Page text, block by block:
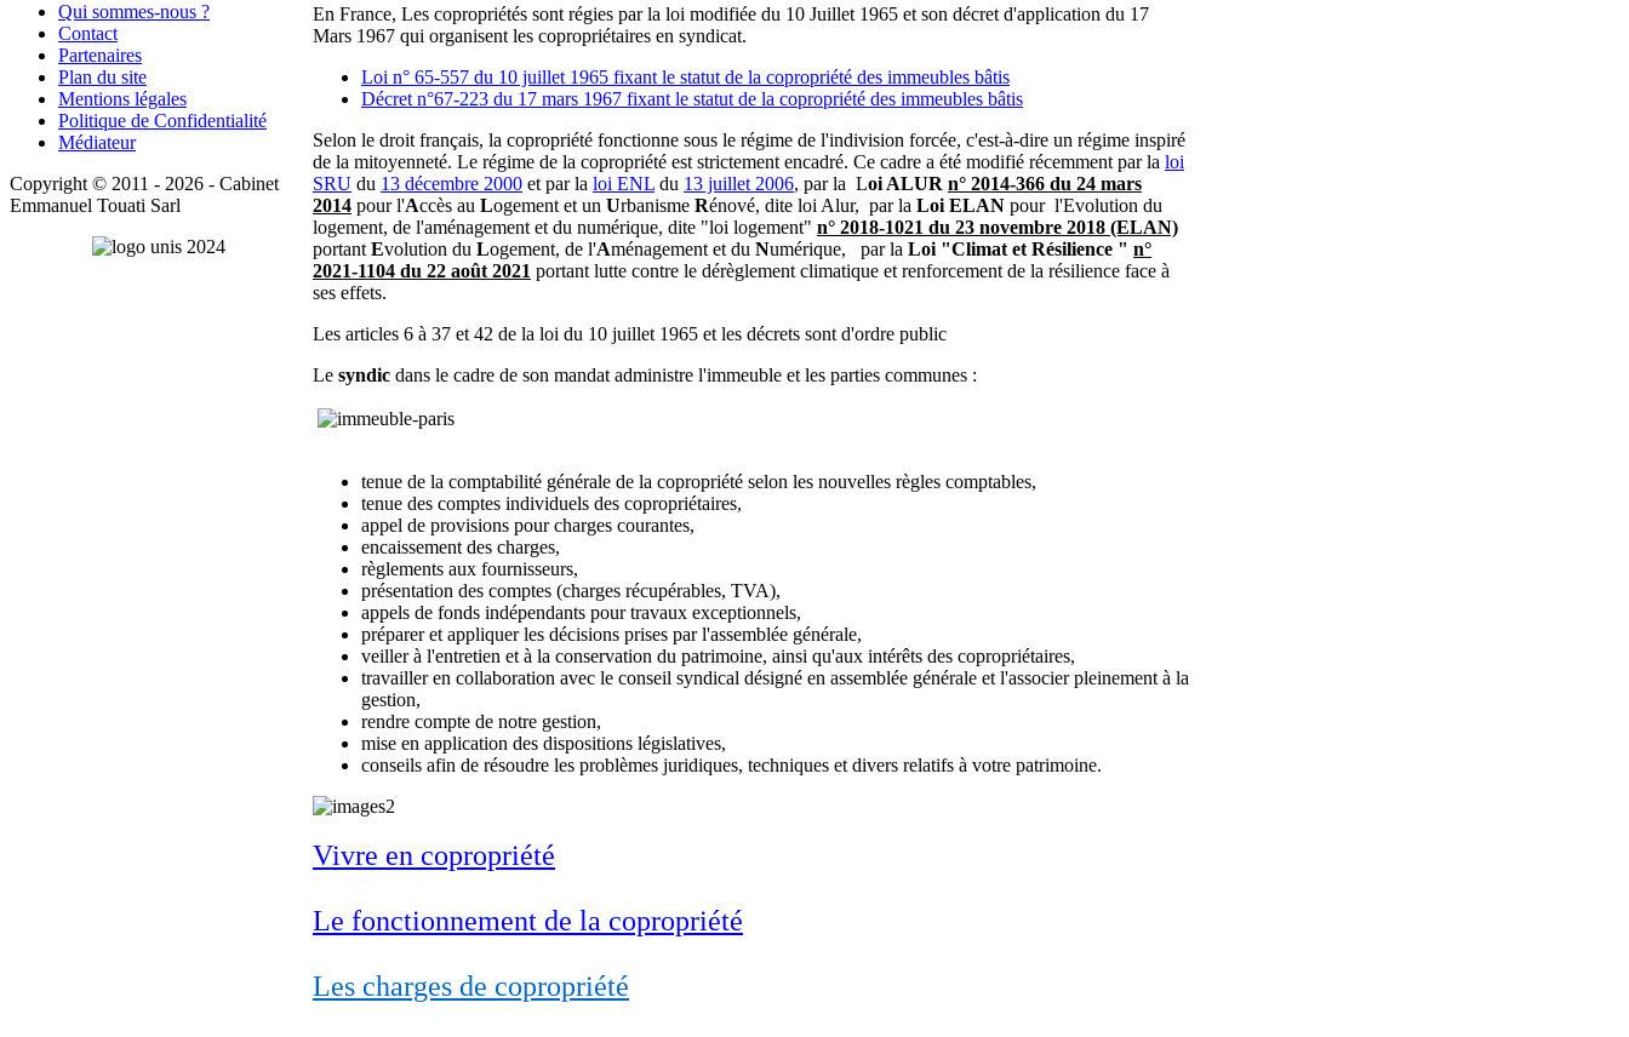
En France, Les copropriétés sont régies par la loi modifiée du 10 Juillet 1965 et son décret d'application du 17
Mars 1967 qui organisent les copropriétaires en syndicat.
Loi n° 65-557 du 10 juillet 1965 fixant le statut de la copropriété des immeubles bâtis
Décret n°67-223 du 17 mars 1967 fixant le statut de la copropriété des immeubles bâtis
Selon le droit français, la copropriété fonctionne sous le régime de l'indivision forcée, c'est-à-dire un régime inspiré
de la mitoyenneté. Le régime de la copropriété est strictement encadré. Ce cadre a été modifié récemment par la loi
SRU du 13 décembre 2000 et par la loi ENL du 13 juillet 2006, par la Loi ALUR n° 2014-366 du 24 mars
2014 pour l'Accès au Logement et un Urbanisme Rénové, dite loi Alur, par la Loi ELAN pour l'Evolution du
logement, de l'aménagement et du numérique, dite "loi logement" n° 2018-1021 du 23 novembre 2018 (ELAN)
portant Evolution du Logement, de l'Aménagement et du Numérique, par la Loi "Climat et Résilience " n°
2021-1104 du 22 août 2021 portant lutte contre le dérèglement climatique et renforcement de la résilience face à
ses effets.
Les articles 6 à 37 et 42 de la loi du 10 juillet 1965 et les décrets sont d'ordre public
Le syndic dans le cadre de son mandat administre l'immeuble et les parties communes :
tenue de la comptabilité générale de la copropriété selon les nouvelles règles comptables,
tenue des comptes individuels des copropriétaires,
appel de provisions pour charges courantes,
encaissement des charges,
règlements aux fournisseurs,
présentation des comptes (charges récupérables, TVA),
appels de fonds indépendants pour travaux exceptionnels,
préparer et appliquer les décisions prises par l'assemblée générale,
veiller à l'entretien et à la conservation du patrimoine, ainsi qu'aux intérêts des copropriétaires,
travailler en collaboration avec le conseil syndical désigné en assemblée générale et l'associer pleinement à la
gestion,
rendre compte de notre gestion,
mise en application des dispositions législatives,
conseils afin de résoudre les problèmes juridiques, techniques et divers relatifs à votre patrimoine.
Vivre en copropriété
Le fonctionnement de la copropriété
Les charges de copropriété
Qui sommes-nous ?
Contact
Partenaires
Plan du site
Mentions légales
Politique de Confidentialité
Médiateur
Copyright © 2011 - 2026 - Cabinet
Emmanuel Touati Sarl